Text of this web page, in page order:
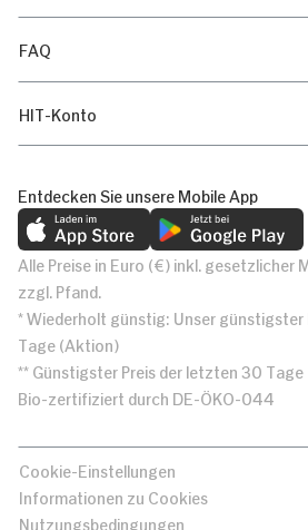
FAQ
HIT-Konto
Entdecken Sie unsere Mobile App
Alle Preise in Euro (€) inkl. gesetzlicher
zzgl. Pfand.
* Wiederholt günstig: Unser
Tage (Aktion)
** Günstigster Preis der letzten 30 Tage
Bio-zertifiziert durch DE-ÖKO-044
Cookie-Einstellungen
Informationen zu Cookies
Nutzungsbedingungen